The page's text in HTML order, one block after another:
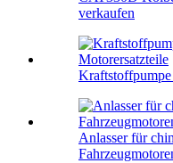
verkaufen
Anlasser für